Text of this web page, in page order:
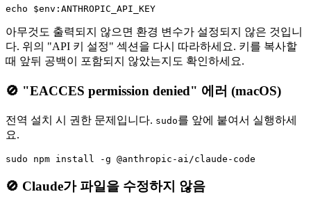
아무것도 출력되지 않으면 환경 변수가 설정되지 않은 것입니
다. 위의 "API 키 설정" 섹션을 다시 따라하세요. 키를 복사할
때 앞뒤 공백이 포함되지 않았는지도 확인하세요.
🚫 "EACCES permission denied" 에러 (macOS)
전역 설치 시 권한 문제입니다. sudo를 앞에 붙여서 실행하세
요.
🚫 Claude가 파일을 수정하지 않음